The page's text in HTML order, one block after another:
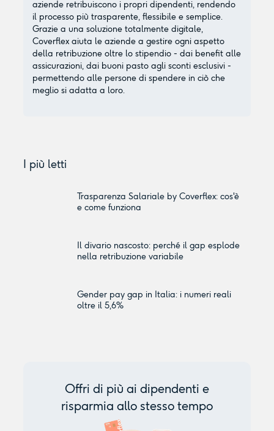
aziende retribuiscono i propri dipendenti, rendendo
il processo più trasparente, flessibile e semplice.
Grazie a una soluzione totalmente digitale,
Coverflex aiuta le aziende a gestire ogni aspetto
della retribuzione oltre lo stipendio - dai benefit alle
assicurazioni, dai buoni pasto agli sconti esclusivi -
permettendo alle persone di spendere in ciò che
meglio si adatta a loro.
I più letti
Trasparenza Salariale by Coverflex: cos'è
e come funziona
Il divario nascosto: perché il gap esplode
nella retribuzione variabile
Gender pay gap in Italia: i numeri reali
oltre il 5,6%
Offri di più ai dipendenti e
risparmia allo stesso tempo